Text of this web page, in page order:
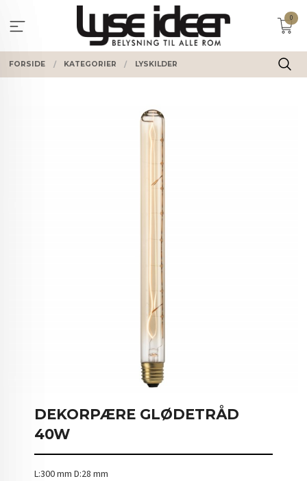
innholdet
0
FORSIDE KATEGORIER LYSKILDER
DEKORPÆRE GLØDETRÅD
40W
L:300 mm D:28 mm